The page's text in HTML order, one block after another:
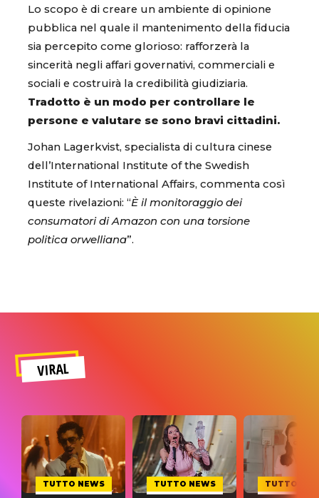
Lo scopo è di creare un ambiente di opinione
pubblica nel quale il mantenimento della fiducia
sia percepito come glorioso: rafforzerà la
sincerità negli affari governativi, commerciali e
sociali e costruirà la credibilità giudiziaria.
Tradotto è un modo per controllare le
persone e valutare se sono bravi cittadini.
Johan Lagerkvist, specialista di cultura cinese
dell’International Institute of the Swedish
Institute of International Affairs, commenta così
queste rivelazioni: “È il monitoraggio dei
consumatori di Amazon con una torsione
politica orwelliana”.
VIRAL
TUTTO NEWS TUTTO NEWS TUTTO